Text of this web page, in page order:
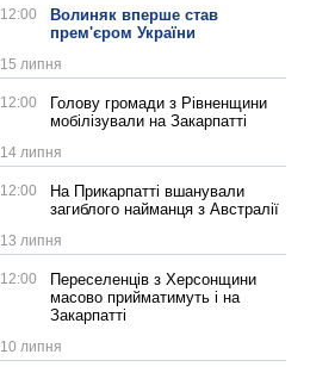
12:00
Волиняк вперше став
прем'єром України
15 липня
12:00
Голову громади з Рівненщини
мобілізували на Закарпатті
14 липня
12:00
На Прикарпатті вшанували
загиблого найманця з Австралії
13 липня
12:00
Переселенців з Херсонщини
масово прийматимуть і на
Закарпатті
10 липня